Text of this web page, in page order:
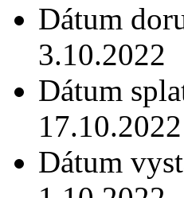
Dátum
3.10.2022
Dátum
17.10.2022
Dátum